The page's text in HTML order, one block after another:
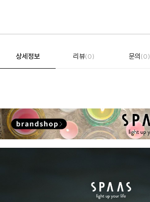
상세정보 리뷰(0) 문의(0)